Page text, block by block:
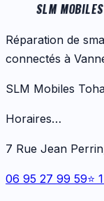
SLM MOBILES
Réparation de
connectés à
SLM Mobiles
Horaires…
7 Rue Jean
06 95 27 99 59⭐